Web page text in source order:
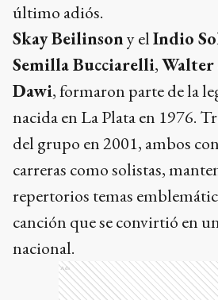
último adiós.
Skay Beilinsony elIndio
Semilla Bucciarelli,
Dawi, formaron parte de la
nacida en La Plata en 1976.
del grupo en 2001, ambos
carreras como solistas,
repertorios temas
canción que se convirtió en
nacional.
Ads